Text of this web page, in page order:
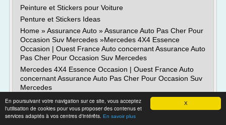
X
En poursuivant votre navigation sur ce site, vous acceptez
l'utilisation de cookies pour vous proposer des contenus et
services adaptés à vos centres d'intérêts. En savoir plus
Peinture et Stickers pour Voiture
Penture et Stickers Ideas
Home » Assurance Auto » Assurance Auto Pas Cher Pour
Occasion Suv Mercedes »Mercedes 4X4 Essence
Occasion | Ouest France Auto concernant Assurance Auto
Pas Cher Pour Occasion Suv Mercedes
Mercedes 4X4 Essence Occasion | Ouest France Auto
concernant Assurance Auto Pas Cher Pour Occasion Suv
Mercedes
Mercedes 4X4 Essence Occasion |...
Lire la suite